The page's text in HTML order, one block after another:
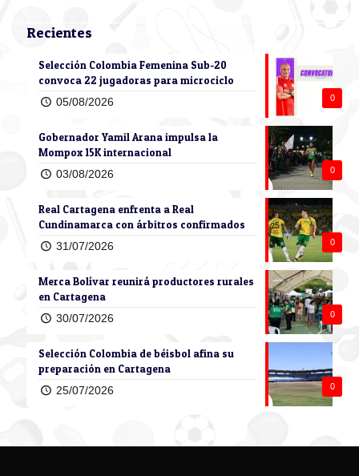
Recientes
0
Selección Colombia Femenina Sub-20
convoca 22 jugadoras para microciclo
05/08/2026
0
Gobernador Yamil Arana impulsa la
Mompox 15K internacional
03/08/2026
0
Real Cartagena enfrenta a Real
Cundinamarca con árbitros confirmados
31/07/2026
0
Merca Bolívar reunirá productores rurales
en Cartagena
30/07/2026
0
Selección Colombia de béisbol afina su
preparación en Cartagena
25/07/2026